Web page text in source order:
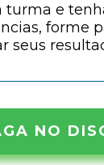
e
forme
seus
NO